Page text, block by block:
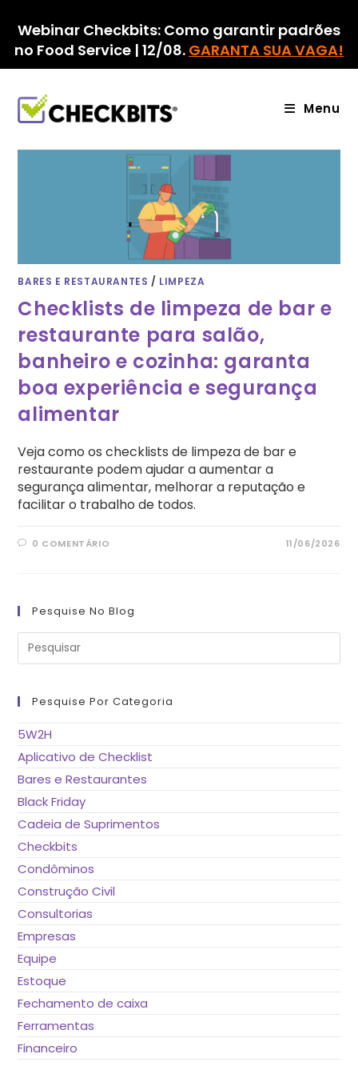
para
conteúdo
Webinar Checkbits: Como garantir padrões
no Food Service | 12/08. GARANTA SUA VAGA!
Menu
BARES E RESTAURANTES / LIMPEZA
Checklists de limpeza de bar e
restaurante para salão,
banheiro e cozinha: garanta
boa experiência e segurança
alimentar
Veja como os checklists de limpeza de bar e
restaurante podem ajudar a aumentar a
segurança alimentar, melhorar a reputação e
facilitar o trabalho de todos.
0 COMENTÁRIO 11/06/2026
Pesquise No Blog
Pesquise Por Categoria
5W2H
Aplicativo de Checklist
Bares e Restaurantes
Black Friday
Cadeia de Suprimentos
Checkbits
Condôminos
Construção Civil
Consultorias
Empresas
Equipe
Estoque
Fechamento de caixa
Ferramentas
Financeiro